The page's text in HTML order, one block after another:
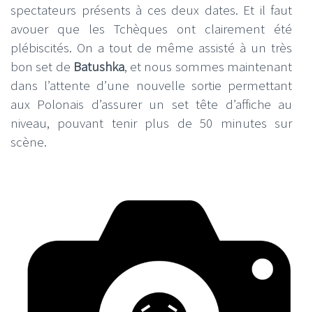
spectateurs présents à ces deux dates. Et il faut
avouer que les Tchèques ont clairement été
plébiscités. On a tout de même assisté à un très
bon set de Batushka, et nous sommes maintenant
dans l’attente d’une nouvelle sortie permettant
aux Polonais d’assurer un set tête d’affiche au
niveau, pouvant tenir plus de 50 minutes sur
scène.